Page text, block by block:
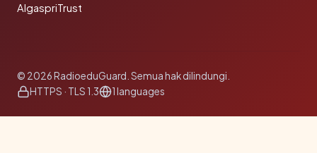
AlgaspriTrust
© 2026 RadioeduGuard. Semua hak dilindungi.
HTTPS · TLS 1.3
1 languages